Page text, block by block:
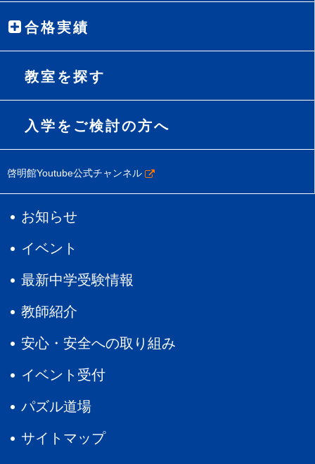
合格実績
教室を探す
入学をご検討の方へ
啓明館Youtube公式チャンネル
お知らせ
イベント
最新中学受験情報
教師紹介
安心・安全への取り組み
イベント受付
パズル道場
サイトマップ